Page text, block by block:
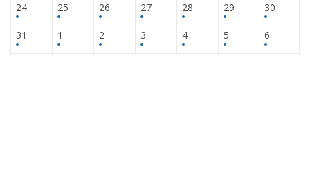
24 25 26 27 28 29 30
31 1 2 3 4 5 6